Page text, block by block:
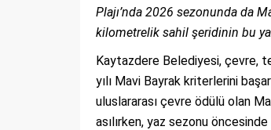
Plajı’nda 2026 sezonunda da
kilometrelik sahil şeridinin bu
Kaytazdere Belediyesi, çevre,
yılı Mavi Bayrak kriterlerini
uluslararası çevre ödülü olan
asılırken, yaz sezonu öncesinde